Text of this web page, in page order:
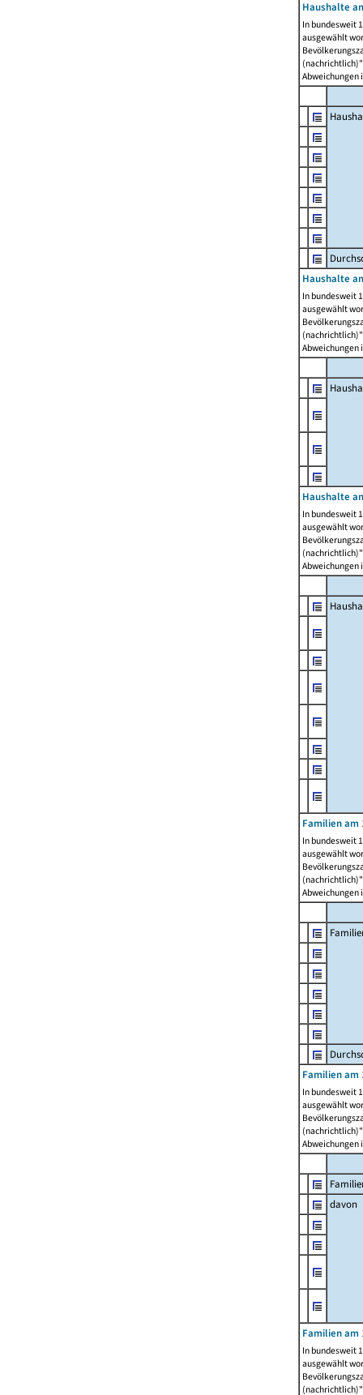
Haushalte
In bundesweit
ausgewählt
Abweichungen
Haushalte
In bundesweit
ausgewählt
Abweichungen
Haushalte
In bundesweit
ausgewählt
Abweichungen
Familien am
In bundesweit
ausgewählt
Abweichungen
Familien am
In bundesweit
ausgewählt
Abweichungen
davon
Familien am
In bundesweit
ausgewählt